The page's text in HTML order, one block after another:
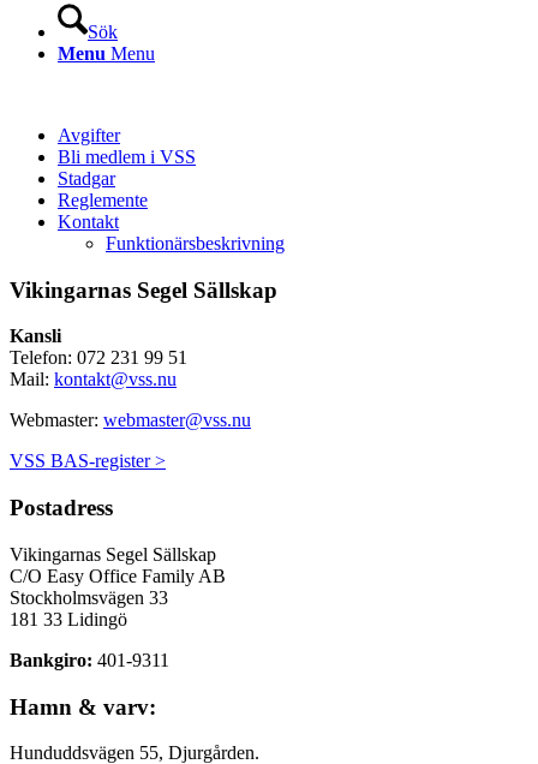
Sök
Menu Menu
Avgifter
Bli medlem i VSS
Stadgar
Reglemente
Kontakt
Funktionärsbeskrivning
Vikingarnas Segel Sällskap
Kansli
Telefon: 072 231 99 51
Mail: kontakt@vss.nu
Webmaster: webmaster@vss.nu
VSS BAS-register >
Postadress
Vikingarnas Segel Sällskap
C/O Easy Office Family AB
Stockholmsvägen 33
181 33 Lidingö
Bankgiro: 401-9311
Hamn & varv:
Hunduddsvägen 55, Djurgården.